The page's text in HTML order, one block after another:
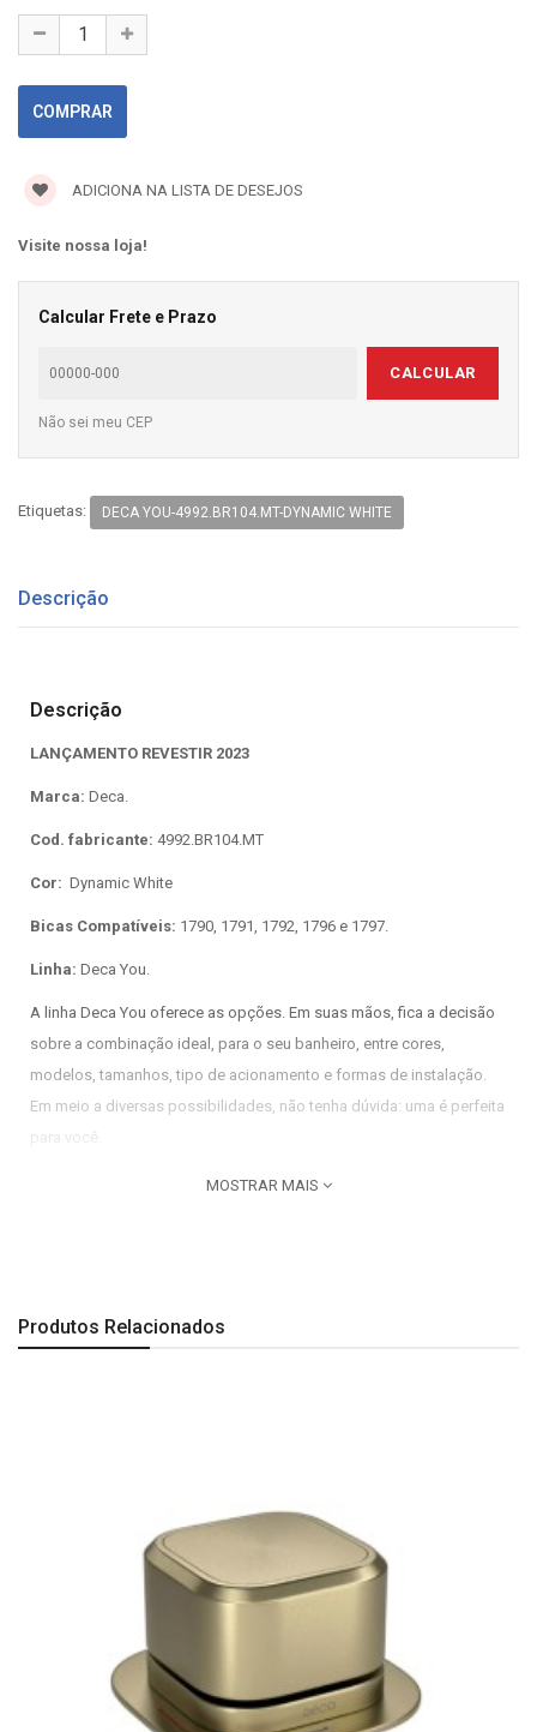
ADICIONA NA LISTA DE DESEJOS
Visite nossa loja!
Calcular Frete e Prazo
CALCULAR
Não sei meu CEP
Etiquetas: DECA YOU-4992.BR104.MT-DYNAMIC WHITE
Descrição
Descrição
LANÇAMENTO REVESTIR 2023
Marca: Deca.
Cod. fabricante: 4992.BR104.MT
Cor: Dynamic White
Bicas Compatíveis: 1790, 1791, 1792, 1796 e 1797.
Linha: Deca You.
A linha Deca You oferece as opções. Em suas mãos, fica a decisão
sobre a combinação ideal, para o seu banheiro, entre cores,
modelos, tamanhos, tipo de acionamento e formas de instalação.
Em meio a diversas possibilidades, não tenha dúvida: uma é perfeita
para você.
Especificações do produto:
Pressão mínima de entrada de água: 2
Comprimento: 60 mm| Largura: 60 mm| Altura: 40 mm.
MOSTRAR MAIS
Produtos Relacionados